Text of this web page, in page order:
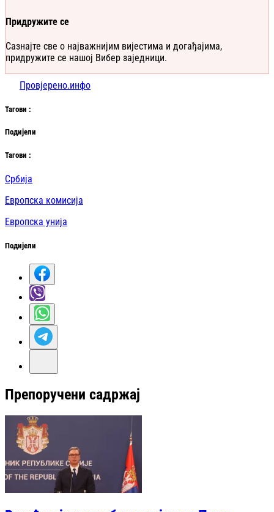
Придружите се
Сазнајте све о најважнијим вијестима и догађајима,
придружите се нашој Вибер заједници.
Провјерено.инфо
Тагови :
Подијели
Тагови :
Србија
Европска комисија
Европска унија
Подијели
Препоручени садржај